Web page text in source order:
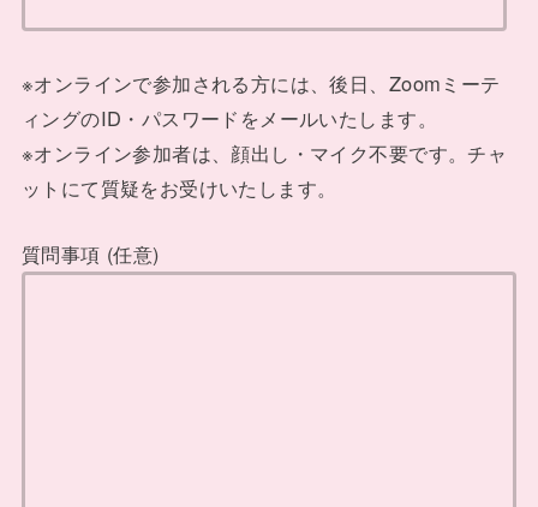
※オンラインで参加される方には、後日、Zoomミーテ
ィングのID・パスワードをメールいたします。
※オンライン参加者は、顔出し・マイク不要です。チャ
ットにて質疑をお受けいたします。
質問事項 (任意)